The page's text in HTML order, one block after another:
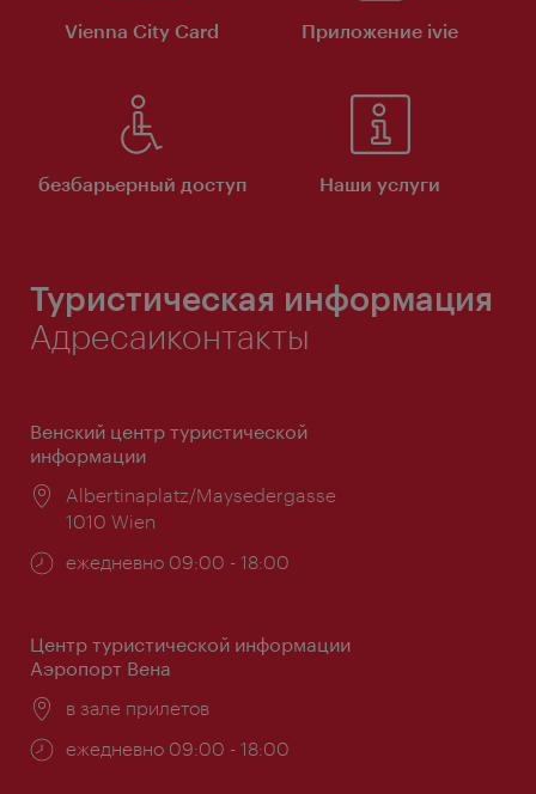
Vienna City Card Приложение ivie
безбарьерный доступ Наши услуги
Туристическая информация
Адресаиконтакты
Венский центр туристической
информации
Расположение:
Albertinaplatz/Maysedergasse
1010 Wien
Часы
ежедневно 09:00 - 18:00
Центр туристической информации
Аэропорт Вена
Расположение:
в зале прилетов
Часы
ежедневно 09:00 - 18:00